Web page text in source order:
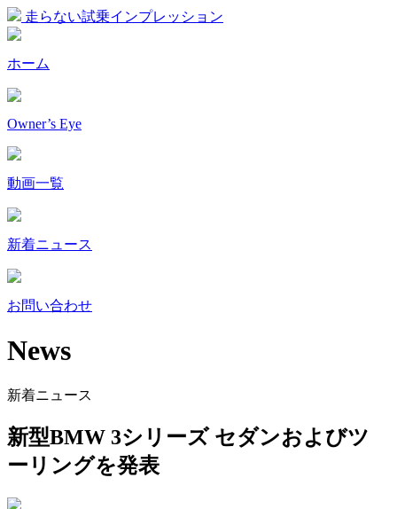
走らない試乗インプレッション
ホーム
Owner’s Eye
動画一覧
新着ニュース
お問い合わせ
News
新着ニュース
新型BMW 3シリーズ セダンおよびツ
ーリングを発表